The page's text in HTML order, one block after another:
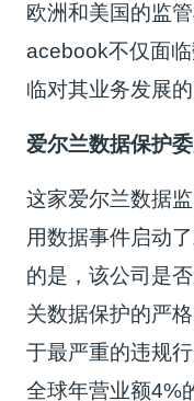
欧洲和美国的监
acebook不仅面
临对其业务发展
爱尔兰数据保护
这家爱尔兰数据
用数据事件启动
的是，该公司是
关数据保护的严
于最严重的违规
全球年营业额4%